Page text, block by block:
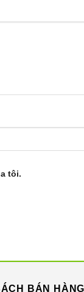
tôi.
BÁN HÀNG